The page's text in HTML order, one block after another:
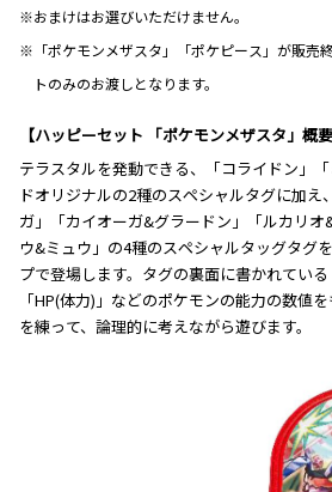
※おまけはお選びいただけません。
※「ポケモンメザスタ」「ポケピース」が販売
トのみのお渡しとなります。
【ハッピーセット 「ポケモンメザスタ」概要
テラスタルを発動できる、「コライドン」
ドオリジナルの2種のスペシャルタグに加え
ガ」「カイオーガ&グラードン」「ルカリ
ウ&ミュウ」の4種のスペシャルタッグタグ
プで登場します。タグの裏面に書かれている
「HP(体力)」などのポケモンの能力の数値
を練って、論理的に考えながら遊びます。